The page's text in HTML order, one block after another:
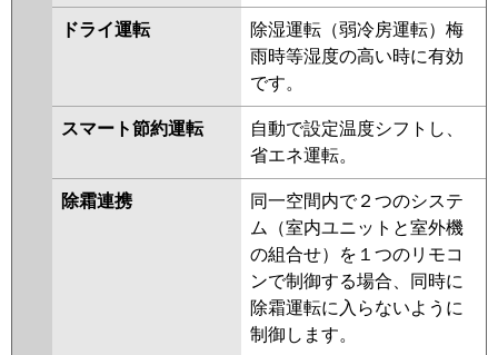
RCIS-GP80RSHPJ6 RCIS-
GP80RSHPJ5 RCIS-GP80RSHPJ4
RCIS-GP80RSHPJ3
三菱重工
FDTSV805HKP5SA
FDTSV805HKP5S
パナソニック
ドライ運転
除湿運転（弱冷房運転）梅
雨時等湿度の高い時に有効
です。
スマート節約運転
自動で設定温度シフトし、
省エネ運転。
除霜連携
同一空間内で２つのシステ
ム（室内ユニットと室外機
の組合せ）を１つのリモコ
ンで制御する場合、同時に
除霜運転に入らないように
制御します。